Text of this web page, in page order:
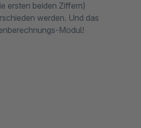
ersten beiden Ziffern)
werden. Und das
Modul!